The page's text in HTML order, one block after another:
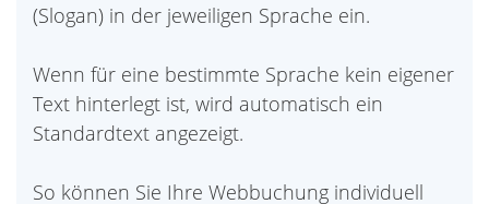
(Slogan) in der jeweiligen Sprache ein.
Wenn für eine bestimmte Sprache kein eigener
Text hinterlegt ist, wird automatisch ein
Standardtext angezeigt.
So können Sie Ihre Webbuchung individuell